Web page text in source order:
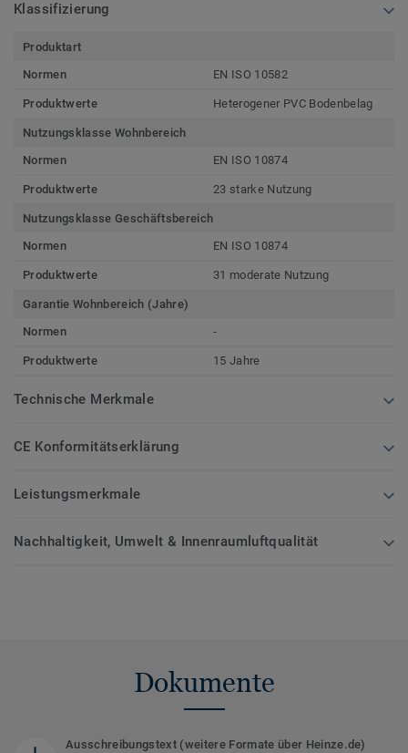
Klassifizierung
Produktart
Normen
EN ISO 10582
Produktwerte Heterogener PVC Bodenbelag
Nutzungsklasse Wohnbereich
Normen
EN ISO 10874
Produktwerte 23 starke Nutzung
Nutzungsklasse Geschäftsbereich
Normen
EN ISO 10874
Produktwerte 31 moderate Nutzung
Garantie Wohnbereich (Jahre)
Normen
-
Produktwerte 15 Jahre
Technische Merkmale
CE Konformitätserklärung
Leistungsmerkmale
Nachhaltigkeit, Umwelt & Innenraumluftqualität
Dokumente
Ausschreibungstext (weitere Formate über Heinze.de)